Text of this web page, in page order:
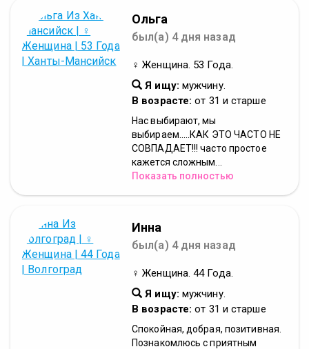
Ольга
был(а) 4 дня назад
♀ Женщина. 53 Года.
Я ищу: мужчину.
В возрасте: от 31 и старше
Нас выбирают, мы
выбираем.....КАК ЭТО ЧАСТО НЕ
СОВПАДАЕТ!!! часто простое
кажется сложным...
Показать полностью
Инна
был(а) 4 дня назад
♀ Женщина. 44 Года.
Я ищу: мужчину.
В возрасте: от 31 и старше
Спокойная, добрая, позитивная.
Познакомлюсь с приятным